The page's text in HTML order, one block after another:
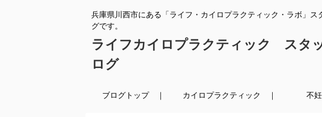
兵庫県川西市にある「ライフ・カイロプラクティック・ラボ」ス
グです。
ライフカイロプラクティック スタ
ログ
ブログトップ ｜ カイロプラクティック ｜ 不